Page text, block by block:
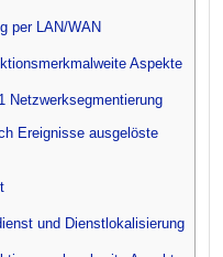
per LAN/WAN
Aspekte
Netzwerksegmentierung
Ereignisse ausgelöste
und Dienstlokalisierung